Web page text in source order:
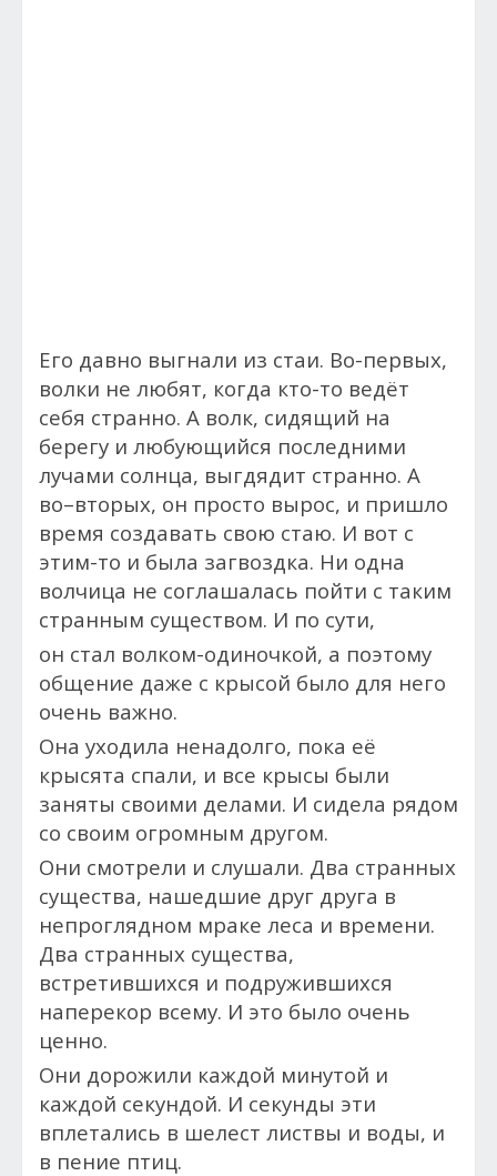
Его давно выгнали из стаи. Во-первых,
волки не любят, когда кто-то ведёт
себя странно. А волк, сидящий на
берегу и любующийся последними
лучами солнца, выгдядит странно. А
во–вторых, он просто вырос, и пришло
время создавать свою стаю. И вот с
этим-то и была загвоздка. Ни одна
волчица не соглашалась пойти с таким
странным существом. И по сути,
он стал волком-одиночкой, а поэтому
общение даже с крысой было для него
очень важно.
Она уходила ненадолго, пока её
крысята спали, и все крысы были
заняты своими делами. И сидела рядом
со своим огромным другом.
Они смотрели и слушали. Два странных
существа, нашедшие друг друга в
непроглядном мраке леса и времени.
Два странных существа,
встретившихся и подружившихся
наперекор всему. И это было очень
ценно.
Они дорожили каждой минутой и
каждой секундой. И секунды эти
вплетались в шелест листвы и воды, и
в пение птиц.